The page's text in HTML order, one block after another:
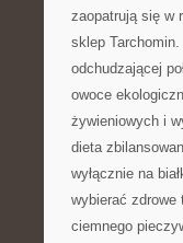
zaopatrują się w
sklep
odchudzającej
owoce
żywieniowych i
dieta
wyłącznie na
wybierać zdrowe
ciemnego